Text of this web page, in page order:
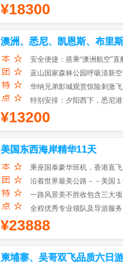
全美国最弯曲的一条街道九
¥18300
澳洲、悉尼、凯恩斯、布里
安全便捷：搭乘“澳洲航空”
蓝山国家森林公园呼吸清新
华纳兄弟影城观赏惊险刺激
特别安排：夕阳西下，悉尼
舒适酒店：全程采用4星标准
¥13200
美国东西海岸精华11天
乘座国泰豪华班机，香港直
沿着世界最美公路－－美国
一路风景美不胜收包含三大
全程优秀专业领队及导游服
超值价格带您玩转美国经典
¥23888
柬埔寨、吴哥双飞品质六日游